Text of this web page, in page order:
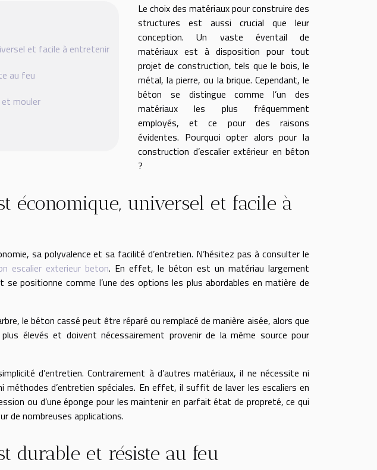
et facile à entretenir
au feu
et mouler
Le choix des matériaux pour construire des
structures est aussi crucial que leur
conception. Un vaste éventail de
matériaux est à disposition pour tout
projet de construction, tels que le bois, le
métal, la pierre, ou la brique. Cependant, le
béton se distingue comme l’un des
matériaux les plus fréquemment
employés, et ce pour des raisons
évidentes. Pourquoi opter alors pour la
construction d’escalier extérieur en béton
?
économique, universel et facile à
sa polyvalence et sa facilité d’entretien. N’hésitez pas à consulter le
escalier exterieur beton. En effet, le béton est un matériau largement
positionne comme l’une des options les plus abordables en matière de
le béton cassé peut être réparé ou remplacé de manière aisée, alors que
élevés et doivent nécessairement provenir de la même source pour
d’entretien. Contrairement à d’autres matériaux, il ne nécessite ni
d’entretien spéciales. En effet, il suffit de laver les escaliers en
ou d’une éponge pour les maintenir en parfait état de propreté, ce qui
de nombreuses applications.
durable et résiste au feu